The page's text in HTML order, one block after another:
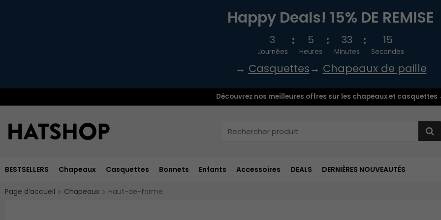
Happy Deals! 15% DE REMISE
3
Journées
5
Heures
33
Minutes
14
Secondes
→ Casquettes→ Chapeaux de paille
Découvrez nos meilleures offres sur les chapeaux et casquettes
BESTSELLERS Chapeaux Casquettes Bonnets Enfants Accessoires DEALS DERNIÈRES NOUVEAUTÉS
Page d’accueil Chapeaux Haut-de-forme